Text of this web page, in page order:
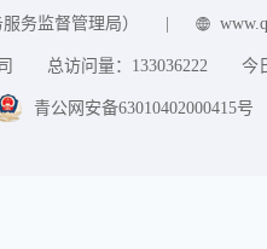
务监督管理局）
总访问量： 133036222 今
青公网安备63010402000415号